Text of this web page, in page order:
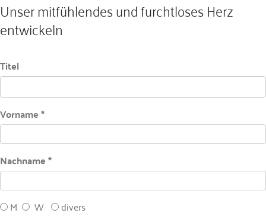
Unser mitfühlendes und furchtloses Herz
entwickeln
Titel
Vorname *
Nachname *
M W divers